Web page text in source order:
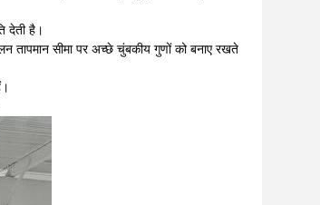
देती है।
तापमान सीमा पर अच्छे चुंबकीय गुणों को बनाए रखते